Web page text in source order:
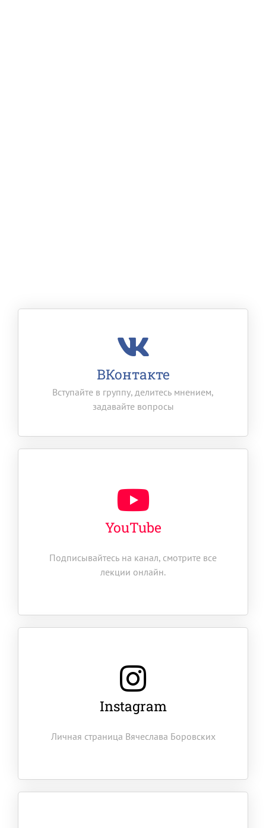
ВКонтакте
Вступайте в группу, делитесь мнением,
задавайте вопросы
YouTube
Подписывайтесь на канал, смотрите все
лекции онлайн.
Instagram
Личная страница Вячеслава Боровских